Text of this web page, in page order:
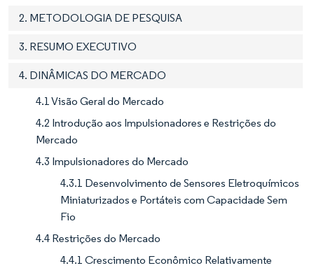
2. METODOLOGIA DE PESQUISA
3. RESUMO EXECUTIVO
4. DINÂMICAS DO MERCADO
4.1 Visão Geral do Mercado
4.2 Introdução aos Impulsionadores e Restrições do
Mercado
4.3 Impulsionadores do Mercado
4.3.1 Desenvolvimento de Sensores Eletroquímicos
Miniaturizados e Portáteis com Capacidade Sem
Fio
4.4 Restrições do Mercado
4.4.1 Crescimento Econômico Relativamente